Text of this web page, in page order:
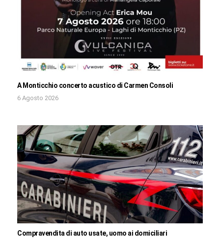
A Monticchio concerto acustico di Carmen Consoli
6 Agosto 2026
Compravendita di auto usate, uomo ai domiciliari